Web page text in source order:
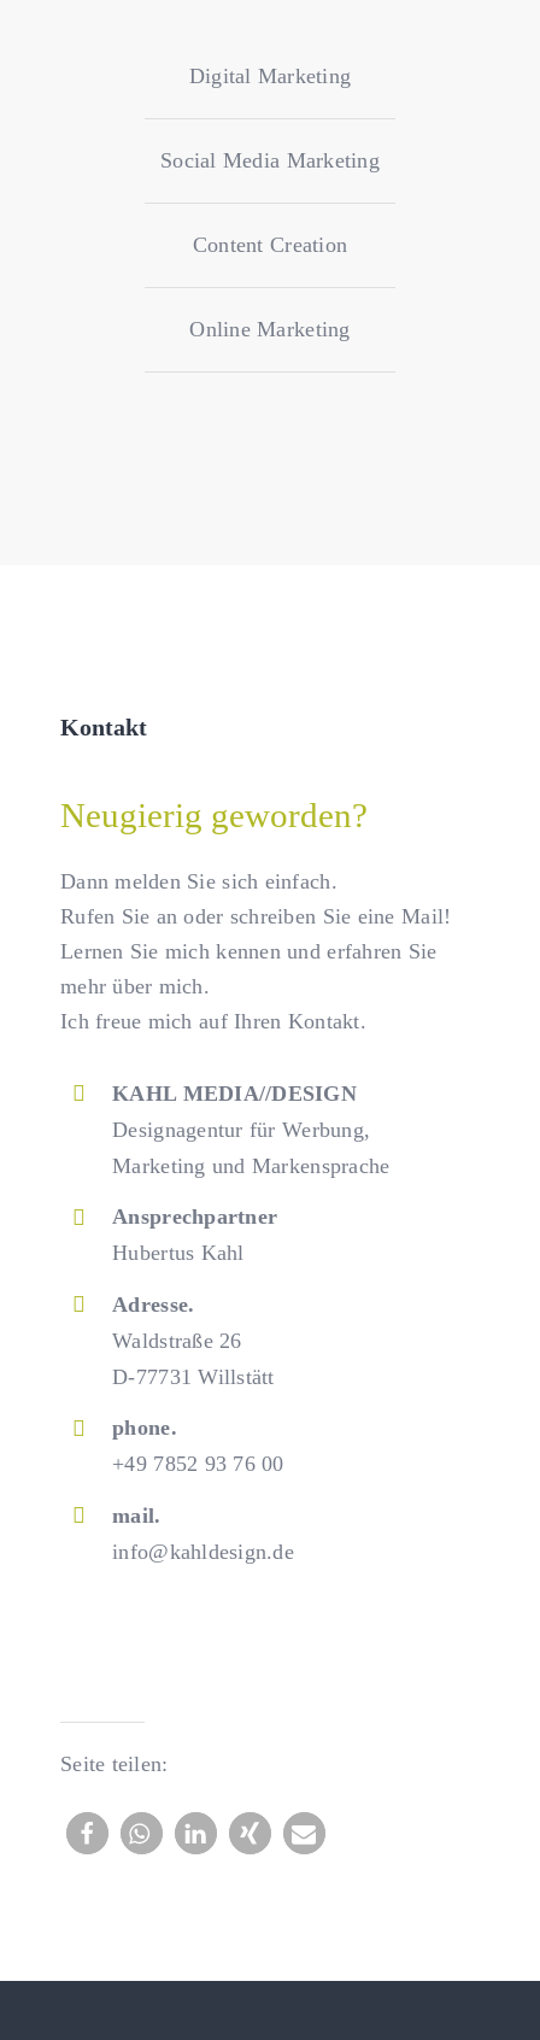
Digital Marketing
Social Media Marketing
Content Creation
Online Marketing
Kontakt
Neugierig geworden?
Dann melden Sie sich einfach.
Rufen Sie an oder schreiben Sie eine Mail!
Lernen Sie mich kennen und erfahren Sie
mehr über mich.
Ich freue mich auf Ihren Kontakt.
KAHL MEDIA//DESIGN
Designagentur für Werbung,
Marketing und Markensprache
Ansprechpartner
Hubertus Kahl
Adresse.
Waldstraße 26
D-77731 Willstätt
phone.
+49 7852 93 76 00
mail.
info@kahldesign.de
Seite teilen: